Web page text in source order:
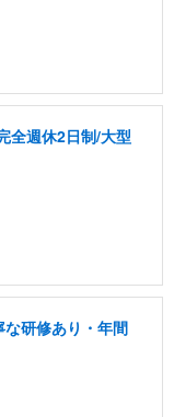
全週休2日制/大型
研修あり・年間